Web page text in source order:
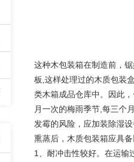
这种木包装箱在制造前，
板,这样处理过的木质包装
类木箱成品仓库中。因此
月一次的梅雨季节,每三个
发霉的风险，应加装除湿
熏蒸后，木质包装箱应具
1、耐冲击性较好。在运输